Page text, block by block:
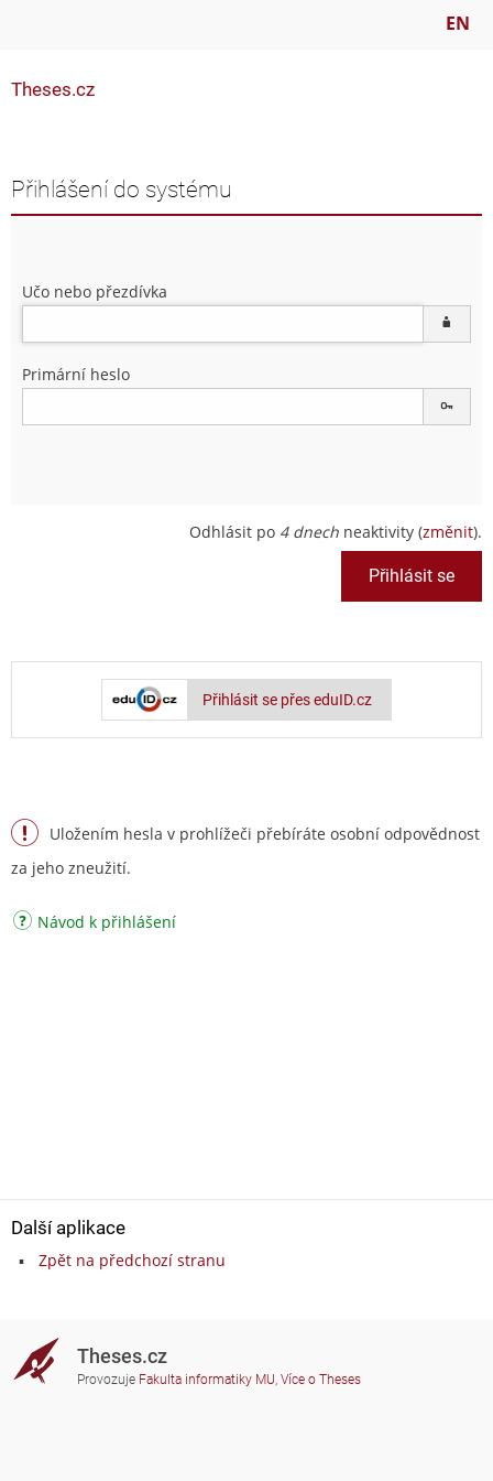
EN
Theses.cz
Přihlášení do systému
Učo nebo přezdívka
Primární heslo
Odhlásit po 4 dnech neaktivity (změnit).
Přihlásit se přes eduID.cz
Uložením hesla v prohlížeči přebíráte osobní odpovědnost
za jeho zneužití.
Návod k přihlášení
Další aplikace
Zpět na předchozí stranu
Theses.cz
Provozuje Fakulta informatiky MU, Více o Theses